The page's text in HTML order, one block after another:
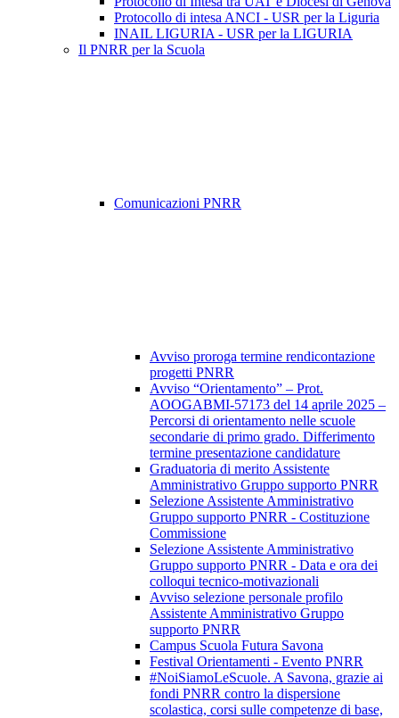
Protocollo di intesa ANCI - USR per la Liguria
INAIL LIGURIA - USR per la LIGURIA
Il PNRR per la Scuola
Comunicazioni PNRR
Avviso proroga termine rendicontazione
progetti PNRR
Avviso “Orientamento” – Prot.
AOOGABMI-57173 del 14 aprile 2025 –
Percorsi di orientamento nelle scuole
secondarie di primo grado. Differimento
termine presentazione candidature
Graduatoria di merito Assistente
Amministrativo Gruppo supporto PNRR
Selezione Assistente Amministrativo
Gruppo supporto PNRR - Costituzione
Commissione
Selezione Assistente Amministrativo
Gruppo supporto PNRR - Data e ora dei
colloqui tecnico-motivazionali
Avviso selezione personale profilo
Assistente Amministrativo Gruppo
supporto PNRR
Campus Scuola Futura Savona
Festival Orientamenti - Evento PNRR
#NoiSiamoLeScuole. A Savona, grazie ai
fondi PNRR contro la dispersione
scolastica, corsi sulle competenze di base,